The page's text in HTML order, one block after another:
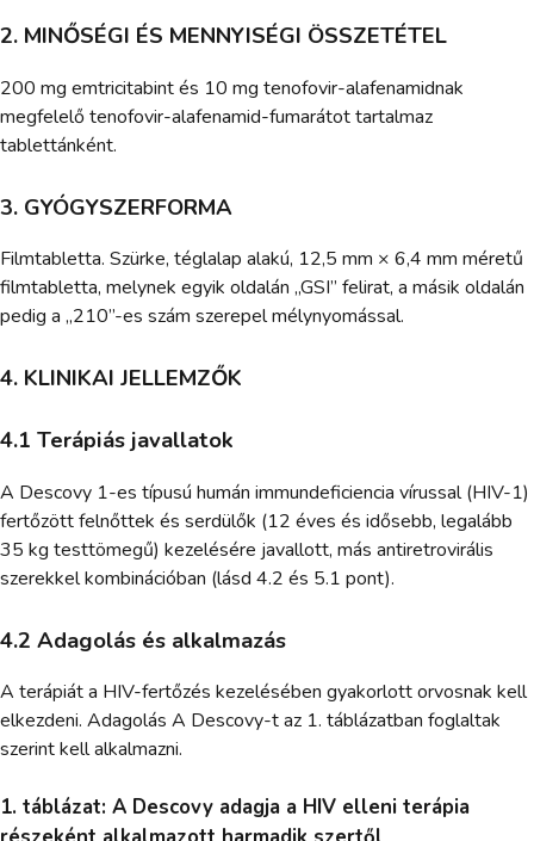
2. MINŐSÉGI ÉS MENNYISÉGI ÖSSZETÉTEL
200 mg emtricitabint és 10 mg tenofovir-alafenamidnak
megfelelő tenofovir-alafenamid-fumarátot tartalmaz
tablettánként.
3. GYÓGYSZERFORMA
Filmtabletta. Szürke, téglalap alakú, 12,5 mm × 6,4 mm méretű
filmtabletta, melynek egyik oldalán „GSI” felirat, a másik oldalán
pedig a „210”-es szám szerepel mélynyomással.
4. KLINIKAI JELLEMZŐK
4.1 Terápiás javallatok
A Descovy 1-es típusú humán immundeficiencia vírussal (HIV-1)
fertőzött felnőttek és serdülők (12 éves és idősebb, legalább
35 kg testtömegű) kezelésére javallott, más antiretrovirális
szerekkel kombinációban (lásd 4.2 és 5.1 pont).
4.2 Adagolás és alkalmazás
A terápiát a HIV-fertőzés kezelésében gyakorlott orvosnak kell
elkezdeni. Adagolás A Descovy-t az 1. táblázatban foglaltak
szerint kell alkalmazni.
1. táblázat: A Descovy adagja a HIV elleni terápia